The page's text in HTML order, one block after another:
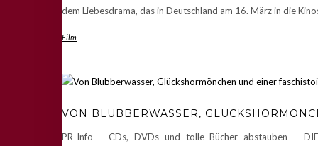
dem Liebesdrama, das in Deutschland am 16. März in die
Film
VON BLUBBERWASSER,
PR-Info – CDs, DVDs und tolle Bücher abstauben –